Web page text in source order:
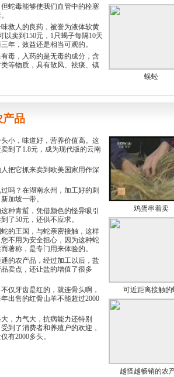
蛇毒能够使我们血管中的栓塞
救人的良药，被誉为液体软黄
以卖到150元，1只蝎子每隔10天
年，效益还是相当可观的。
毒，入药的是无毒的成分，含
等物质，具有散风、祛痰、镇
蜈蚣
产品
小，味道好，营养价值高。这
到了1.8元，成为现代版的云南
把它抓来卖到欧美国家用作深
吗？在湖南永州，加工好的刺
加坡一带。
种青蜇，凭借颜色的怪异吸引
了50元，还供不应求。
的王国，与蛇亲密接触，这样
不用为安全担心，因为这种蛇
著称，是专门用来体验的。
的农产品，经过加工以后，盐
卖点，还让盐的增值了很多
仅牙齿是红的，就连骨头啊，
出售的红骨山羊不能超过2000
，力气大，抗病能力还特别
到了消费者和养殖户的欢迎，
有2000多头。
鸡蛋串着卖
可近距离接触的
越怪越畅销的农